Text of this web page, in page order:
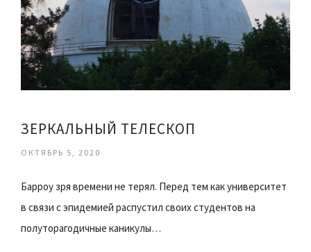
ЗЕРКАЛЬНЫЙ ТЕЛЕСКОП
ОКТЯБРЬ 5, 2020
Барроу зря времени не терял. Перед тем как университет
в связи с эпидемией распустил своих студентов на
полуторагодичные каникулы…